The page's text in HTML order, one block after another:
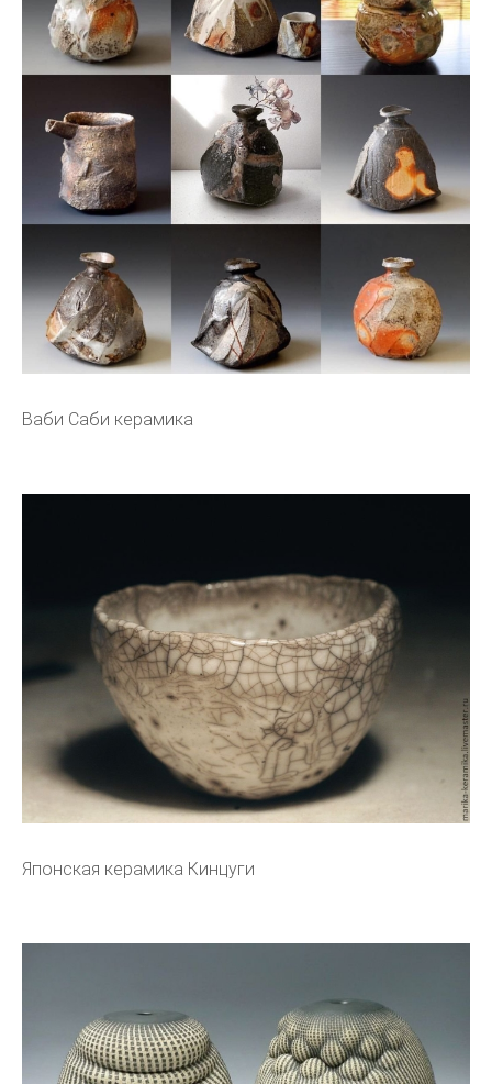
Ваби Саби керамика
Японская керамика Кинцуги